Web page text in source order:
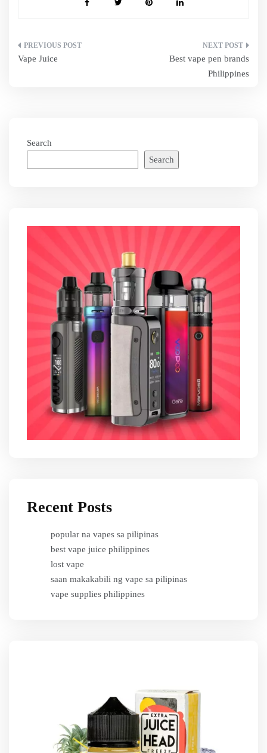
Post
Vape Juice
Best vape pen brands
Philippines
Search
Search
Recent Posts
popular na vapes sa pilipinas
best vape juice philippines
lost vape
saan makakabili ng vape sa pilipinas
vape supplies philippines